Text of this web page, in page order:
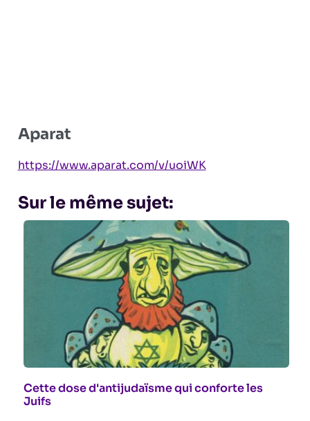
Aparat
https://www.aparat.com/v/uoiWK
Sur le même sujet:
Cette dose d'antijudaïsme qui conforte les
Juifs